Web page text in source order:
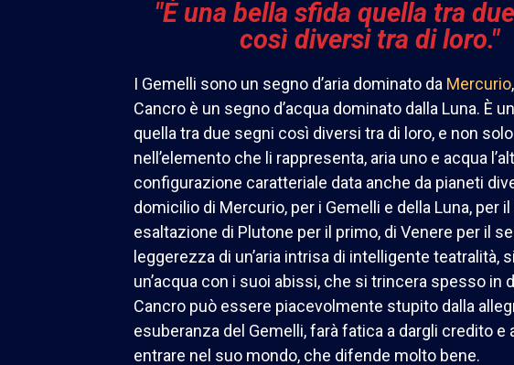
"È una bella sfida quella tra
così diversi tra di loro."
I Gemelli sono un segno d’aria dominato da Mercurio,
Cancro è un segno d’acqua dominato dalla Luna. È
quella tra due segni così diversi tra di loro, e non solo
nell’elemento che li rappresenta, aria uno e acqua
configurazione caratteriale data anche da pianeti
domicilio di Mercurio, per i Gemelli e della Luna, per il
esaltazione di Plutone per il primo, di Venere per il
leggerezza di un’aria intrisa di intelligente teatralità,
un’acqua con i suoi abissi, che si trincera spesso in
Cancro può essere piacevolmente stupito dalla
esuberanza del Gemelli, farà fatica a dargli credito e
entrare nel suo mondo, che difende molto bene.